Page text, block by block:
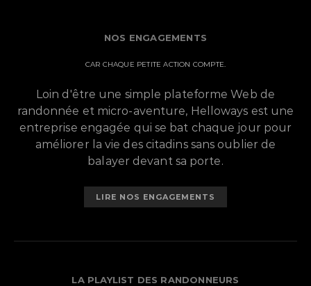
NOS ENGAGEMENTS
CAR CHAQUE PETITE ACTION COMPTE.
Loin d'être une simple plateforme Web de
randonnée et micro-aventure, Helloways est une
entreprise engagée qui se bat chaque jour pour
améliorer la vie des citadins sans oublier de
balayer devant sa porte.
LIRE NOS ENGAGEMENTS
LA PLAYLIST DES RANDONNEURS